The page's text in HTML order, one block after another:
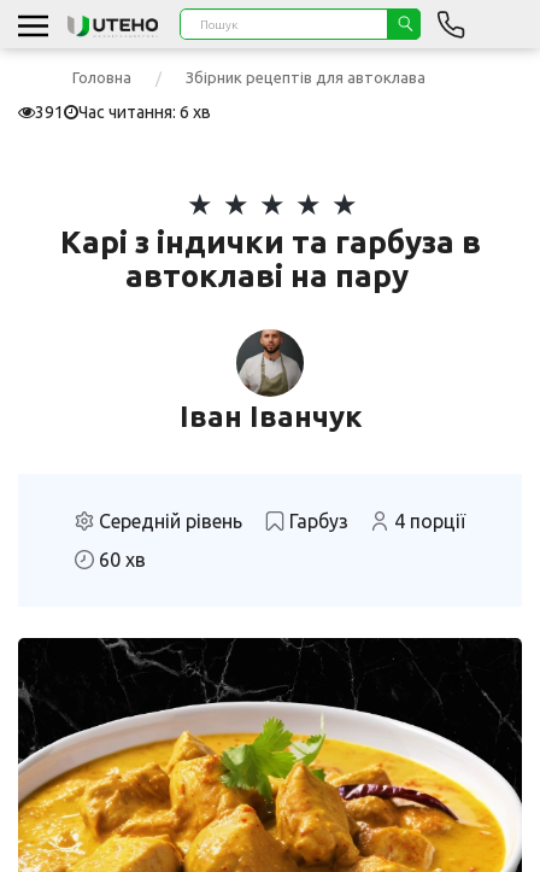
Головна Збірник рецептів для автоклава
391 Час читання: 6 хв
Карі з індички та гарбуза в
автоклаві на пару
Іван Іванчук
Середній рівень Гарбуз
4 порції
60 хв